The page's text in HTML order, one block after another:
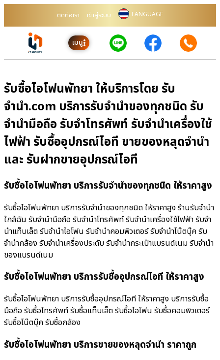
ติดต่อเรา เข้าสู่ระบบ LANGUAGE
เมนู
รับซื้อไอโฟนพัทยา ให้บริการโดย รับ
จํานํา.com บริการรับจำนำของทุกชนิด รับ
จำนำมือถือ รับจำโทรศัพท์ รับจำนำเครื่องใช้
ไฟฟ้า รับซื้ออุปกรณ์ไอที ขายของหลุดจำนำ
และ รับฝากขายอุปกรณ์ไอที
รับซื้อไอโฟนพัทยา บริการรับจำนำของทุกชนิด ให้ราคาสูง
รับซื้อไอโฟนพัทยา บริการรับจำนำของทุกชนิด ให้ราคาสูง ร้านรับจํานํา
ใกล้ฉัน รับจำนำมือถือ รับจำนำโทรศัพท์ รับจำนำเครื่องใช้ไฟฟ้า รับจำ
นำแท็บเล็ต รับจำนำไอโฟน รับจำนำคอมพิวเตอร์ รับจำนำโน๊ตบุ๊ค รับ
จำนำกล้อง รับจำนำเครื่องประดับ รับจำนำกระเป๋าแบรนด์เนม รับจำนำ
ของแบรนด์เนม
รับซื้อไอโฟนพัทยา บริการรับซื้ออุปกรณ์ไอที ให้ราคาสูง
รับซื้อไอโฟนพัทยา บริการรับซื้ออุปกรณ์ไอที ให้ราคาสูง บริการรับซื้อ
มือถือ รับซื้อโทรศัพท์ รับซื้อแท็บเล็ต รับซื้อไอโฟน รับซื้อคอมพิวเตอร์
รับซื้อโน๊ตบุ๊ค รับซื้อกล้อง
รับซื้อไอโฟนพัทยา บริการขายของหลุดจำนำ ราคาถูก